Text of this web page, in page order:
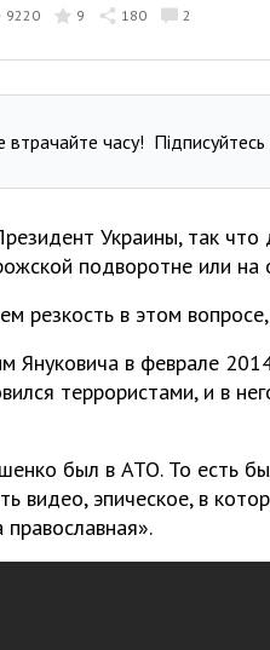
9220 9 180 2
втрачайте часу!
Украины, так что
подворотне или на
резкость в этом
Януковича в феврале
террористами, и в
был в АТО. То есть
видео, эпическое, в
православная».